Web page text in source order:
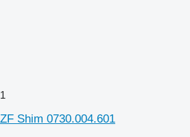
1
ZF Shim 0730.004.601